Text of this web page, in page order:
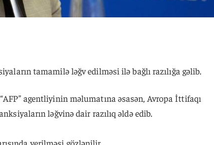
tamamilə ləğv edilməsi ilə bağlı razılığa gəlib.
agentliyinin məlumatına əsasən, Avropa İttifaqı
ləğvinə dair razılıq əldə edib.
verilməsi gözlənilir.